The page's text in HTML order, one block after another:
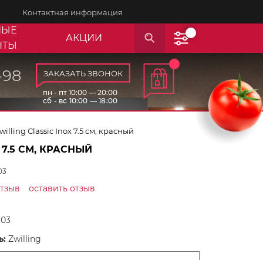
Контактная информация
АКЦИИ
ЗАКАЗАТЬ ЗВОНОК
пн - пт 10:00 — 20:00
сб - вс 10:00 — 18:00
Classic Inox 7.5 см, красный
СМ, КРАСНЫЙ
оставить отзыв
Zwilling